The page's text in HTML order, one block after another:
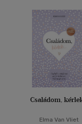
Családom,
Elma Van Vliet